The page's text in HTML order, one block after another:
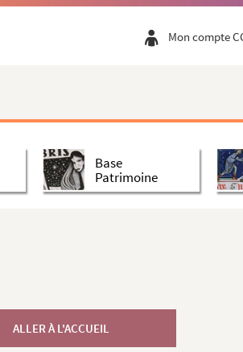
Mon compte
Base
Patrimoine
ALLER À L'ACCUEIL